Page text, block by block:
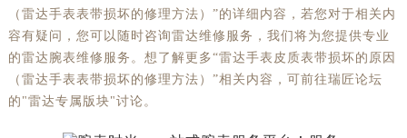
（雷达手表表带损坏的修理方法）”的详细内容，若您对于相关内
容有疑问，您可以随时咨询雷达维修服务，我们将为您提供专业
的雷达腕表维修服务。想了解更多“雷达手表皮质表带损坏的原因
（雷达手表表带损坏的修理方法）”相关内容，可前往瑞匠论坛
的"雷达专属版块"讨论。